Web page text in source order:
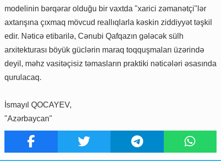
modelinin bərqərar olduğu bir vaxtda "xarici zəmanətçi"lər
axtarışına çıxmaq mövcud reallıqlarla kəskin ziddiyyət təşkil
edir. Nəticə etibarilə, Cənubi Qafqazın gələcək sülh
arxitekturası böyük güclərin maraq toqquşmaları üzərində
deyil, məhz vasitəçisiz təmasların praktiki nəticələri əsasında
qurulacaq.
İsmayıl QOCAYEV,
"Azərbaycan"